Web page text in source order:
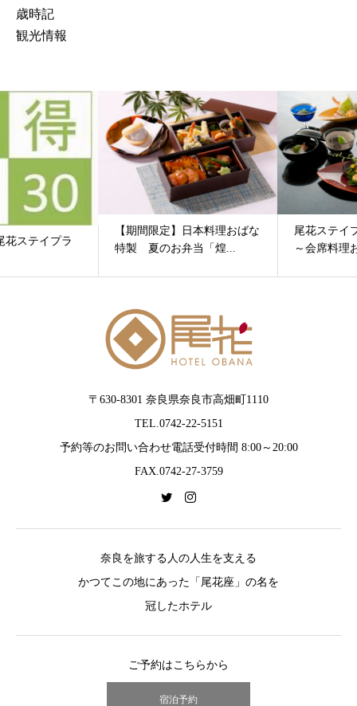
歳時記
観光情報
【期間限定】日本料理おばな
特製 夏のお弁当「煌...
尾花ステイプラン（２食付）
～会席料理おばな～
〒630-8301 奈良県奈良市高畑町1110
TEL.0742-22-5151
予約等のお問い合わせ電話受付時間 8:00～20:00
FAX.0742-27-3759
奈良を旅する人の人生を支える
かつてこの地にあった「尾花座」の名を
冠したホテル
ご予約はこちらから
宿泊予約